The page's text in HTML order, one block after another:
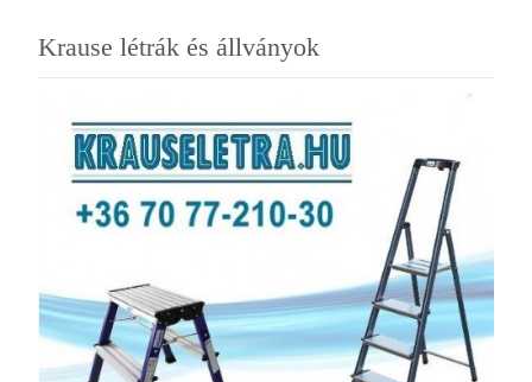
Krause létrák és állványok